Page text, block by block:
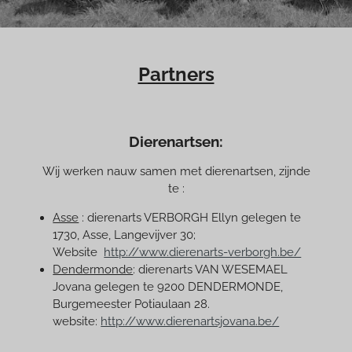
Partners
Dierenartsen:
Wij werken nauw samen met dierenartsen, zijnde
te :
Asse : dierenarts VERBORGH Ellyn gelegen te
1730, Asse, Langevijver 30;
Website http://www.dierenarts-verborgh.be/
Dendermonde: dierenarts VAN WESEMAEL
Jovana gelegen te 9200 DENDERMONDE,
Burgemeester Potiaulaan 28.
website: http://www.dierenartsjovana.be/